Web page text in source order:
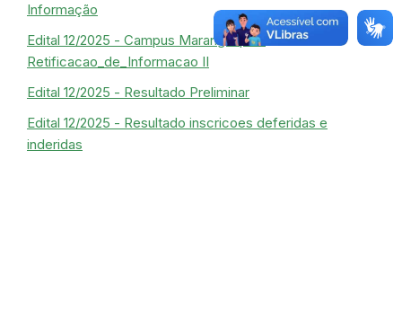
Informação
Edital 12/2025 - Campus Maranguape -
Retificacao_de_Informacao II
Edital 12/2025 - Resultado Preliminar
Edital 12/2025 - Resultado inscricoes deferidas e
inderidas